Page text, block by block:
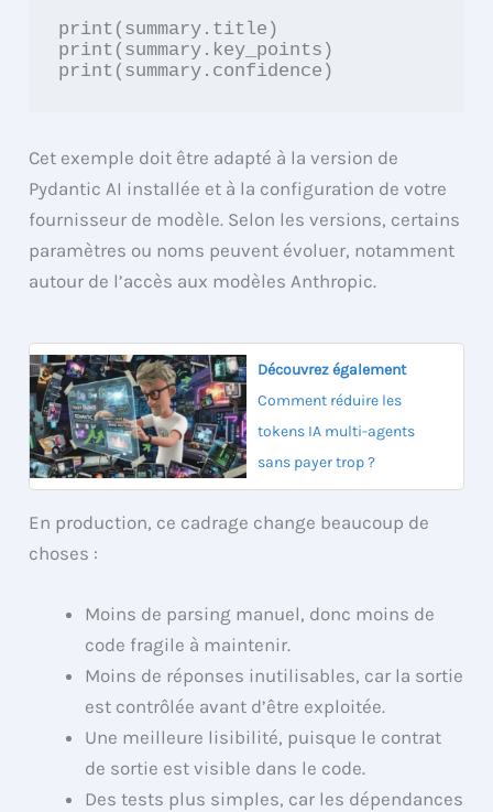
print(summary.title)
print(summary.key_points)
print(summary.confidence)
Cet exemple doit être adapté à la version de
Pydantic AI installée et à la configuration de votre
fournisseur de modèle. Selon les versions, certains
paramètres ou noms peuvent évoluer, notamment
autour de l’accès aux modèles Anthropic.
Découvrez également
Comment réduire les
tokens IA multi-agents
sans payer trop ?
En production, ce cadrage change beaucoup de
choses :
Moins de parsing manuel, donc moins de
code fragile à maintenir.
Moins de réponses inutilisables, car la sortie
est contrôlée avant d’être exploitée.
Une meilleure lisibilité, puisque le contrat
de sortie est visible dans le code.
Des tests plus simples, car les dépendances